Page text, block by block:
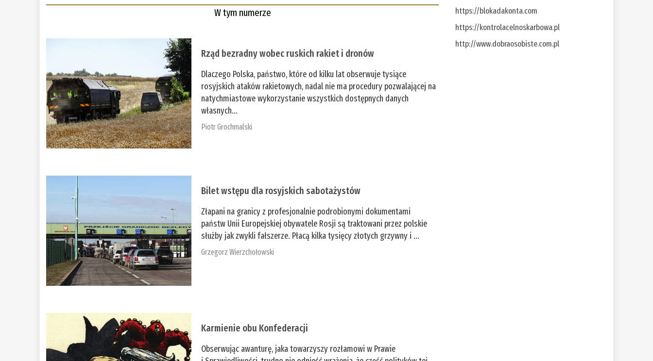
W tym numerze
Rząd bezradny wobec ruskich rakiet i dronów
Dlaczego Polska, państwo, które od kilku lat obserwuje tysiące
rosyjskich ataków rakietowych, nadal nie ma procedury pozwalającej na
natychmiastowe wykorzystanie wszystkich dostępnych danych
własnych...
Piotr Grochmalski
Bilet wstępu dla rosyjskich sabotażystów
Złapani na granicy z profesjonalnie podrobionymi dokumentami
państw Unii Europejskiej obywatele Rosji są traktowani przez polskie
służby jak zwykli fałszerze. Płacą kilka tysięcy złotych grzywny i ...
Grzegorz Wierzchołowski
Karmienie obu Konfederacji
Obserwując awanturę, jaka towarzyszy rozłamowi w Prawie
https://blokadakonta.com
https://kontrolacelnoskarbowa.pl
http://www.dobraosobiste.com.pl